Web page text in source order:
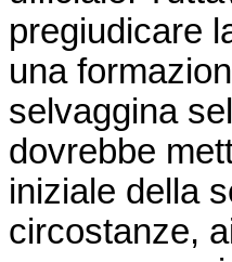
pregiudicare
una
selvaggina
dovrebbe
iniziale della
circostanze,